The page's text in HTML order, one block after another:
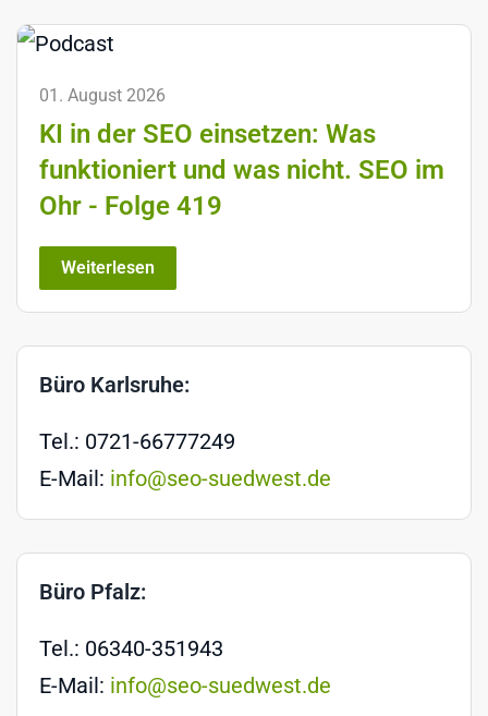
01. August 2026
KI in der SEO einsetzen: Was
funktioniert und was nicht. SEO im
Ohr - Folge 419
Weiterlesen
Büro Karlsruhe:
Tel.: 0721-66777249
E-Mail: info@seo-suedwest.de
Büro Pfalz:
Tel.: 06340-351943
E-Mail: info@seo-suedwest.de